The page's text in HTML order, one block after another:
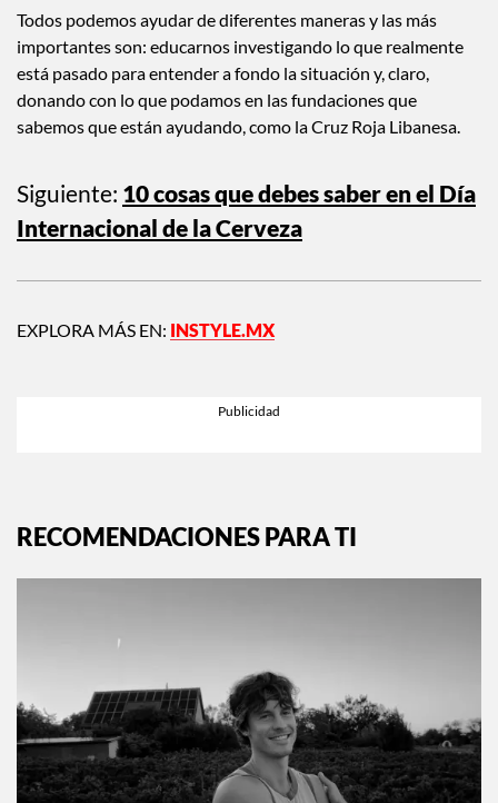
Todos podemos ayudar de diferentes maneras y las más
importantes son: educarnos investigando lo que realmente
está pasado para entender a fondo la situación y, claro,
donando con lo que podamos en las fundaciones que
sabemos que están ayudando, como la Cruz Roja Libanesa.
Siguiente: 10 cosas que debes saber en el Día
Internacional de la Cerveza
EXPLORA MÁS EN: INSTYLE.MX
RECOMENDACIONES PARA TI